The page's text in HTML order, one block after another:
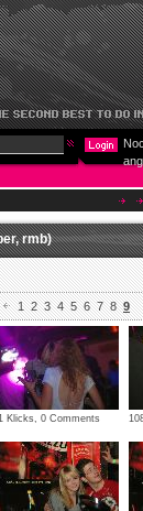
rmb)
1 2 3 4 5 6 7 8 9
Klicks, 0 Comments